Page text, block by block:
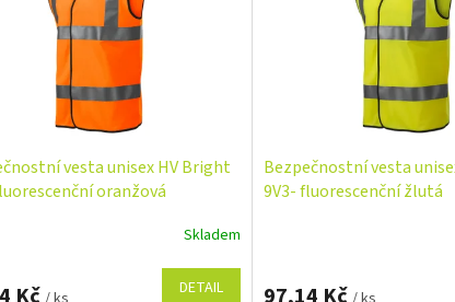
vesta unisex HV Bright
oranžová
Skladem
DETAIL
Bezpečnostní vesta
9V3- fluorescenční žlutá